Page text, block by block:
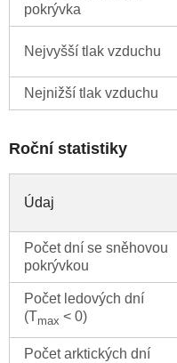
pokrývka
Nejvyšší tlak vzduchu
Nejnižší tlak vzduchu
Roční statistiky
Údaj
Počet dní se sněhovou
pokrývkou
Počet ledových dní
(Tmax < 0)
Počet arktických dní